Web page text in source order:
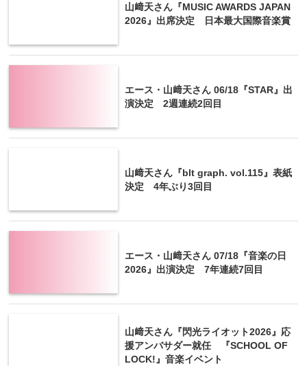
山﨑天さん『MUSIC AWARDS JAPAN
2026』出席決定 日本最大国際音楽賞
エース・山﨑天さん 06/18『STAR』出
演決定 2週連続2回目
山﨑天さん『blt graph. vol.115』表紙
決定 4年ぶり3回目
エース・山﨑天さん 07/18『音楽の日
2026』出演決定 7年連続7回目
山﨑天さん『閃光ライオット2026』応
援アンバサダー就任 『SCHOOL OF
LOCK!』音楽イベント